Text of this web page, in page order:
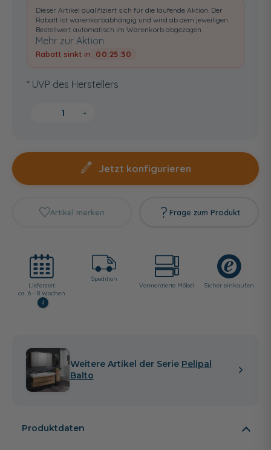
Dieser Artikel qualifiziert sich für die laufende Aktion. Der
Rabatt ist warenkorbabhängig und wird ab dem jeweiligen
Bestellwert automatisch im Warenkorb abgezogen.
Mehr zur Aktion
Rabatt sinkt in 00:25:29
* UVP des Herstellers
+
Jetzt konfigurieren
Artikel merken Frage zum Produkt
Lieferzeit:
ca. 6 - 8 Wochen
i
Spedition
Vormontierte Möbel
Sicher einkaufen
Weitere Artikel der Serie Pelipal
Balto
Produktdaten